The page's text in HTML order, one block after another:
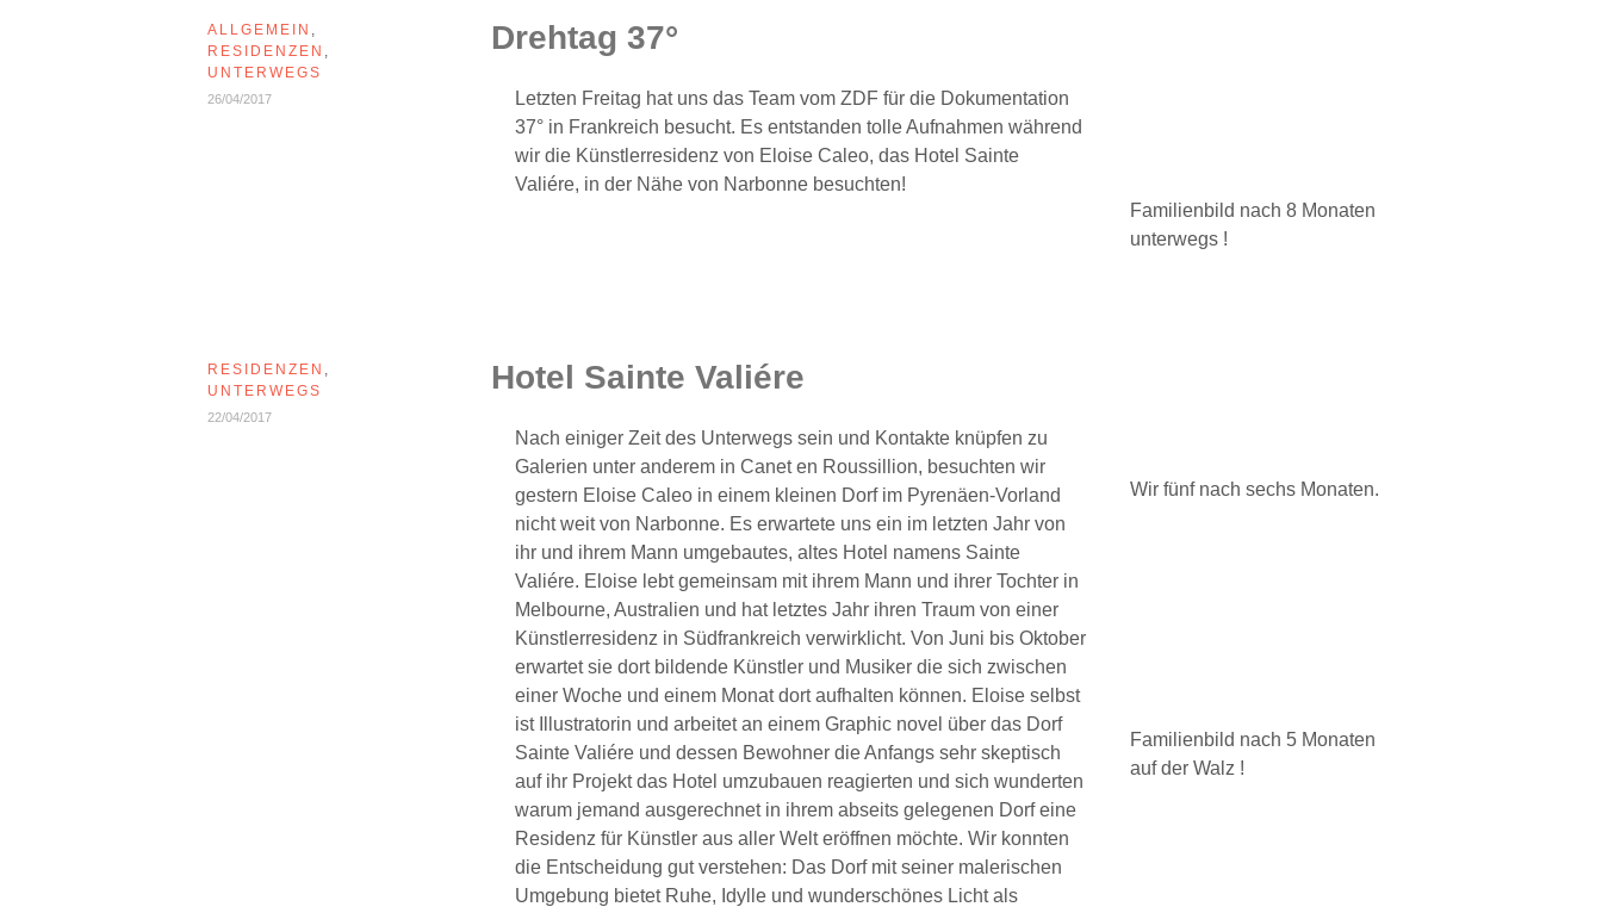
Drehtag 37°
ALLGEMEIN ,
RESIDENZEN ,
UNTERWEGS
26/04/2017
Letzten Freitag hat uns das Team vom ZDF für die Dokumentation
37° in Frankreich besucht. Es entstanden tolle Aufnahmen während
wir die Künstlerresidenz von Eloise Caleo, das Hotel Sainte
Valiére, in der Nähe von Narbonne besuchten!
Hotel Sainte Valiére
RESIDENZEN ,
UNTERWEGS
22/04/2017
Nach einiger Zeit des Unterwegs sein und Kontakte knüpfen zu
Galerien unter anderem in Canet en Roussillion, besuchten wir
gestern Eloise Caleo in einem kleinen Dorf im Pyrenäen-Vorland
nicht weit von Narbonne. Es erwartete uns ein im letzten Jahr von
ihr und ihrem Mann umgebautes, altes Hotel namens Sainte
Valiére. Eloise lebt gemeinsam mit ihrem Mann und ihrer Tochter in
Melbourne, Australien und hat letztes Jahr ihren Traum von einer
Künstlerresidenz in Südfrankreich verwirklicht. Von Juni bis Oktober
erwartet sie dort bildende Künstler und Musiker die sich zwischen
einer Woche und einem Monat dort aufhalten können. Eloise selbst
ist Illustratorin und arbeitet an einem Graphic novel über das Dorf
Sainte Valiére und dessen Bewohner die Anfangs sehr skeptisch
auf ihr Projekt das Hotel umzubauen reagierten und sich wunderten
warum jemand ausgerechnet in ihrem abseits gelegenen Dorf eine
Residenz für Künstler aus aller Welt eröffnen möchte. Wir konnten
die Entscheidung gut verstehen: Das Dorf mit seiner malerischen
Umgebung bietet Ruhe, Idylle und wunderschönes Licht als
Familienbild nach 8 Monaten
unterwegs !
Wir fünf nach sechs Monaten.
Familienbild nach 5 Monaten
auf der Walz !